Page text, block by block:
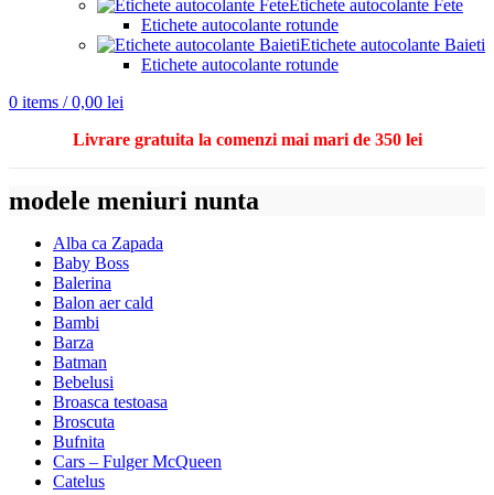
Etichete autocolante Fete
Etichete autocolante rotunde
Etichete autocolante Baieti
Etichete autocolante rotunde
0 items / 0,00 lei
Livrare gratuita la comenzi mai mari de 350 lei
modele meniuri nunta
Alba ca Zapada
Baby Boss
Balerina
Balon aer cald
Bambi
Barza
Batman
Bebelusi
Broasca testoasa
Broscuta
Bufnita
Cars – Fulger McQueen
Catelus